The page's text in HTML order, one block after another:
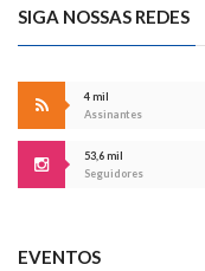
SIGA NOSSAS REDES
4 mil
Assinantes
53,6 mil
Seguidores
EVENTOS